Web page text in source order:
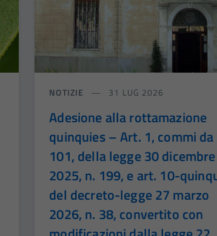
NOTIZIE 31 LUG 2026
Adesione alla rottamazione
quinquies – Art. 1, commi da
101, della legge 30 dicembre
2025, n. 199, e art. 10-
del decreto-legge 27 marzo
2026, n. 38, convertito con